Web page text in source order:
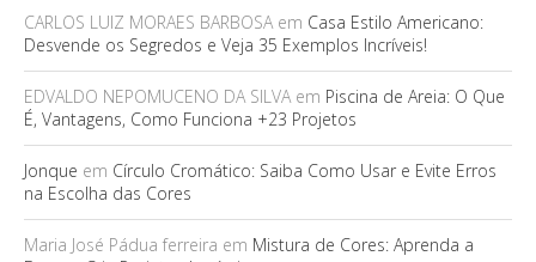
CARLOS LUIZ MORAES BARBOSAem Casa Estilo Americano:
Desvende os Segredos e Veja 35 Exemplos Incríveis!
EDVALDO NEPOMUCENO DA SILVAem Piscina de Areia: O Que
É, Vantagens, Como Funciona +23 Projetos
Jonque em Círculo Cromático: Saiba Como Usar e Evite Erros
na Escolha das Cores
Maria José Pádua ferreira em Mistura de Cores: Aprenda a